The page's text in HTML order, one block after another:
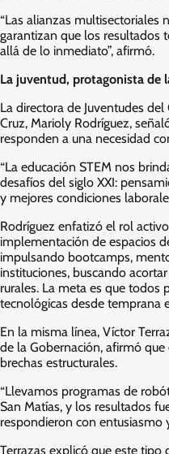
“Las alianzas multisectoriales
garantizan que los resultados
allá de lo inmediato”, afirmó.
La juventud, protagonista de
La directora de Juventudes
Cruz, Marioly Rodríguez,
responden a una necesidad
“La educación STEM nos
desafíos del siglo XXI:
y mejores condiciones
Rodríguez enfatizó el rol
implementación de espacios
impulsando bootcamps,
instituciones, buscando
rurales. La meta es que todos
tecnológicas desde temprana
En la misma línea, Víctor
de la Gobernación, afirmó
brechas estructurales.
“Llevamos programas de
San Matías, y los resultados
respondieron con entusiasmo
Terrazas explicó que este tipo